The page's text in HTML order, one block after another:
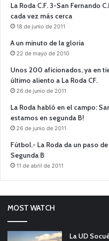
La Roda C.F. 3-San Fernando
cada vez más cerca
18 de junio de 2011
A un minuto de la gloria
22 de mayo de 2010
Unos 200 aficionados, ya en
último aliento a La Roda CF.
26 de junio de 2011
La Roda habló en el campo:
estamos en segunda B!
26 de junio de 2011
Fútbol.- La Roda da un paso
Segunda B
11 de abril de 2011
MOST WATCH
La UD